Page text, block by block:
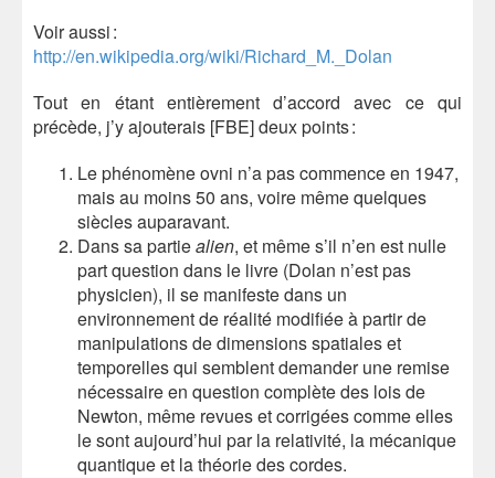
Voir aussi :
http://en.wikipedia.org/wiki/Richard_M._Dolan
Tout en étant entièrement d’accord avec ce qui
précède, j’y ajouterais [FBE] deux points :
Le phénomène ovni n’a pas commence en 1947,
mais au moins 50 ans, voire même quelques
siècles auparavant.
Dans sa partiealien, et même s’il n’en est nulle
part question dans le livre (Dolan n’est pas
physicien), il se manifeste dans un
environnement de réalité modifiée à partir de
manipulations de dimensions spatiales et
temporelles qui semblent demander une remise
nécessaire en question complète des lois de
Newton, même revues et corrigées comme elles
le sont aujourd’hui par la relativité, la mécanique
quantique et la théorie des cordes.